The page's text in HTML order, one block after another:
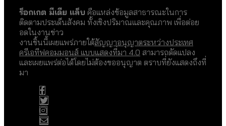
ร็อกเกต มีเดีย แล็บ คือแหล่งข้อมูลสาธารณะในการ
ติดตามประเด็นสังคม ทั้งเชิงปริมาณและคุณภาพ เพื่อต่อย
อดในงานข่าว
งานชิ้นนี้เผยแพร่ภายใต้สัญญาอนุญาตระหว่างประเทศ
ครีเอทีฟคอมมอนส์ แบบแสดงที่มา 4.0 สามารถดัดแปลง
และเผยแพร่ต่อได้โดยไม่ต้องขออนุญาต ตราบที่ยังแสดงถึงที่
มา